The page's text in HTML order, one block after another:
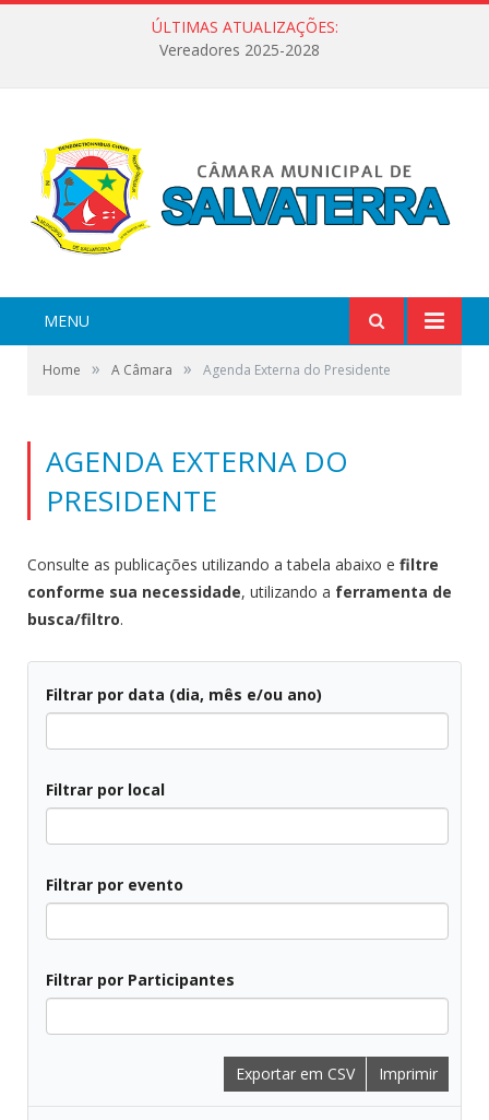
ÚLTIMAS ATUALIZAÇÕES:
Vereadores 2025-2028
MENU
Home » A Câmara » Agenda Externa do Presidente
AGENDA EXTERNA DO
PRESIDENTE
Consulte as publicações utilizando a tabela abaixo e filtre
conforme sua necessidade, utilizando a ferramenta de
busca/filtro.
Filtrar por data (dia, mês e/ou ano)
Filtrar por local
Filtrar por evento
Filtrar por Participantes
Exportar em CSV Imprimir